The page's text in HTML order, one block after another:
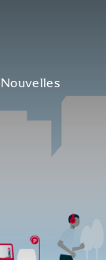
Nouvelles